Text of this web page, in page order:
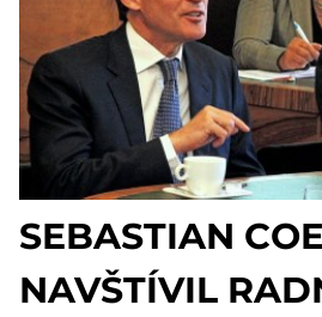
SEBASTIAN COE
NAVŠTÍVIL